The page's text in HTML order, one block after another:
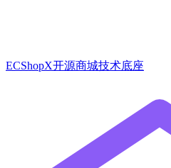
ECShopX开源商城技术底座